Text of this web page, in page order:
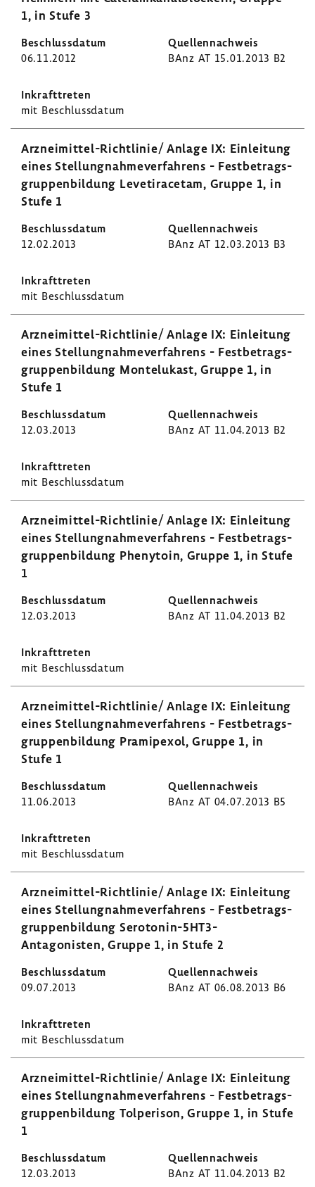
1, in Stufe 3
06.11.2012 BAnz AT 15.01.2013 B2
mit Beschluss­datum
Arzneimittel-​Richtlinie/ Anlage IX: Einlei­tung
eines Stel­lung­nah­me­ver­fah­rens - Fest­be­trags­
grup­pen­bil­dung Leve­tiracetam, Gruppe 1, in
Stufe 1
12.02.2013 BAnz AT 12.03.2013 B3
mit Beschluss­datum
Arzneimittel-​Richtlinie/ Anlage IX: Einlei­tung
eines Stel­lung­nah­me­ver­fah­rens - Fest­be­trags­
grup­pen­bil­dung Monte­lu­kast, Gruppe 1, in
Stufe 1
12.03.2013 BAnz AT 11.04.2013 B2
mit Beschluss­datum
Arzneimittel-​Richtlinie/ Anlage IX: Einlei­tung
eines Stel­lung­nah­me­ver­fah­rens - Fest­be­trags­
grup­pen­bil­dung Pheny­toin, Gruppe 1, in Stufe
1
12.03.2013 BAnz AT 11.04.2013 B2
mit Beschluss­datum
Arzneimittel-​Richtlinie/ Anlage IX: Einlei­tung
eines Stel­lung­nah­me­ver­fah­rens - Fest­be­trags­
grup­pen­bil­dung Prami­pexol, Gruppe 1, in
Stufe 1
11.06.2013 BAnz AT 04.07.2013 B5
mit Beschluss­datum
Arzneimittel-​Richtlinie/ Anlage IX: Einlei­tung
eines Stel­lung­nah­me­ver­fah­rens - Fest­be­trags­
grup­pen­bil­dung Serotonin-​5HT3-
Antagonisten, Gruppe 1, in Stufe 2
09.07.2013 BAnz AT 06.08.2013 B6
mit Beschluss­datum
Arzneimittel-​Richtlinie/ Anlage IX: Einlei­tung
eines Stel­lung­nah­me­ver­fah­rens - Fest­be­trags­
grup­pen­bil­dung Tolpe­rison, Gruppe 1, in Stufe
1
12.03.2013 BAnz AT 11.04.2013 B2